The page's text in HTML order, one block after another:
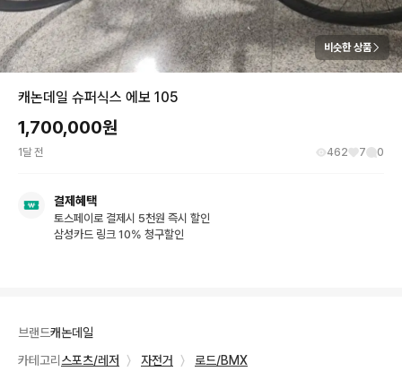
비슷한 상품
캐논데일 슈퍼식스 에보 105
1,700,000원
1달 전 462 7 0
결제혜택
토스페이로 결제시 5천원 즉시 할인
삼성카드 링크 10% 청구할인
브랜드캐논데일
카테고리 스포츠/레저 〉 자전거 〉
로드/BMX